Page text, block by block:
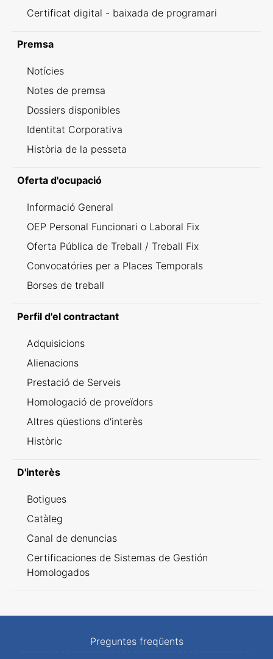
Certificat digital - baixada de programari
Premsa
Notícies
Notes de premsa
Dossiers disponibles
Identitat Corporativa
Història de la pesseta
Oferta d'ocupació
Informació General
OEP Personal Funcionari o Laboral Fix
Oferta Pública de Treball / Treball Fix
Convocatóries per a Places Temporals
Borses de treball
Perfil d'el contractant
Adquisicions
Alienacions
Prestació de Serveis
Homologació de proveïdors
Altres qüestions d'interès
Històric
D'interès
Botigues
Catàleg
Canal de denuncias
Certificaciones de Sistemas de Gestión
Homologados
Preguntes freqüents